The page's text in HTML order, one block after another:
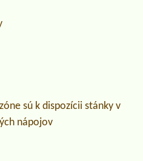
sú k dispozícii stánky v
nápojov